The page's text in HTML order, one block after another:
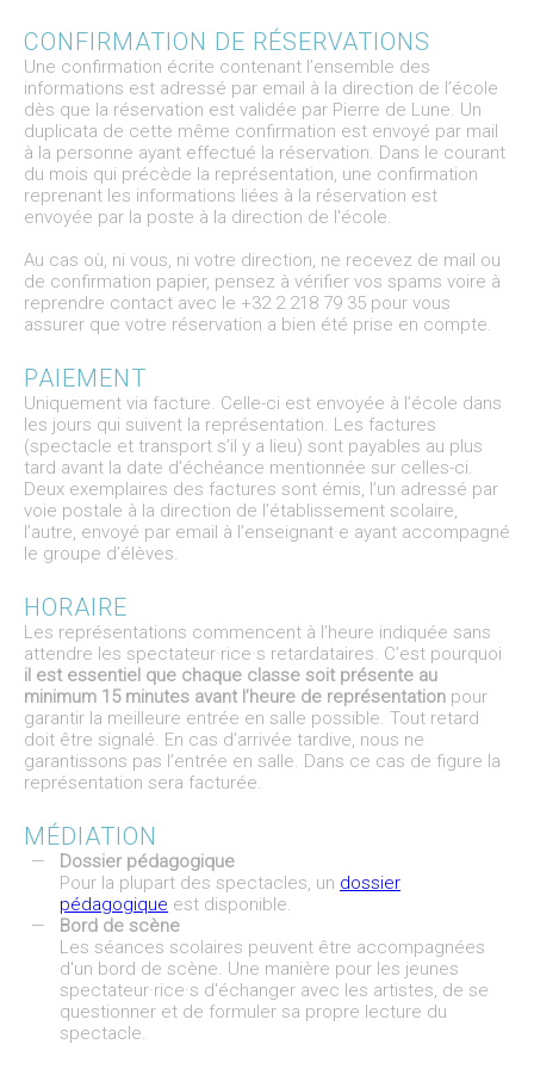
CONFIRMATION DE RÉSERVATIONS
Une confirmation écrite contenant l’ensemble des
informations est adressé par email à la direction de l’école
dès que la réservation est validée par Pierre de Lune. Un
duplicata de cette même confirmation est envoyé par mail
à la personne ayant effectué la réservation. Dans le courant
du mois qui précède la représentation, une confirmation
reprenant les informations liées à la réservation est
envoyée par la poste à la direction de l'école.
Au cas où, ni vous, ni votre direction, ne recevez de mail ou
de confirmation papier, pensez à vérifier vos spams voire à
reprendre contact avec le +32 2 218 79 35 pour vous
assurer que votre réservation a bien été prise en compte.
PAIEMENT
Uniquement via facture. Celle-ci est envoyée à l’école dans
les jours qui suivent la représentation. Les factures
(spectacle et transport s’il y a lieu) sont payables au plus
tard avant la date d’échéance mentionnée sur celles-ci.
Deux exemplaires des factures sont émis, l’un adressé par
voie postale à la direction de l’établissement scolaire,
l’autre, envoyé par email à l’enseignant·e ayant accompagné
le groupe d’élèves.
HORAIRE
Les représentations commencent à l’heure indiquée sans
attendre les spectateur·rice·s retardataires. C’est pourquoi
il est essentiel que chaque classe soit présente au
minimum 15 minutes avant l’heure de représentation pour
garantir la meilleure entrée en salle possible. Tout retard
doit être signalé. En cas d’arrivée tardive, nous ne
garantissons pas l’entrée en salle. Dans ce cas de figure la
représentation sera facturée.
MÉDIATION
Dossier pédagogique
Pour la plupart des spectacles, un dossier
pédagogique est disponible.
Bord de scène
Les séances scolaires peuvent être accompagnées
d'un bord de scène. Une manière pour les jeunes
spectateur·rice·s d'échanger avec les artistes, de se
questionner et de formuler sa propre lecture du
spectacle.